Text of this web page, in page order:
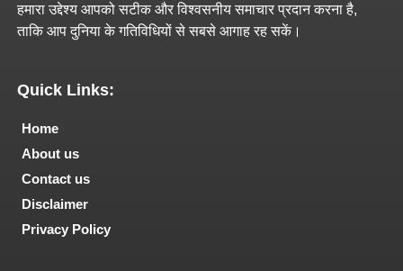
हमारा उद्देश्य आपको सटीक और विश्वसनीय समाचार प्रदान करना है,
ताकि आप दुनिया के गतिविधियों से सबसे आगाह रह सकें।
Quick Links:
Home
About us
Contact us
Disclaimer
Privacy Policy